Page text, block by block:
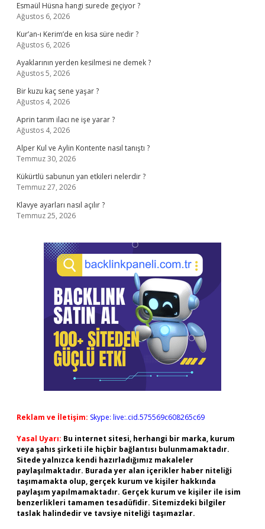
Esmaül Hüsna hangi surede geçiyor ?
Ağustos 6, 2026
Kur’an-ı Kerim’de en kısa süre nedir ?
Ağustos 6, 2026
Ayaklarının yerden kesilmesi ne demek ?
Ağustos 5, 2026
Bir kuzu kaç sene yaşar ?
Ağustos 4, 2026
Aprin tarım ilacı ne işe yarar ?
Ağustos 4, 2026
Alper Kul ve Aylin Kontente nasıl tanıştı ?
Temmuz 30, 2026
Kükürtlü sabunun yan etkileri nelerdir ?
Temmuz 27, 2026
Klavye ayarları nasıl açılır ?
Temmuz 25, 2026
Reklam ve İletişim: Skype: live:.cid.575569c608265c69
Yasal Uyarı: Bu internet sitesi, herhangi bir marka, kurum
veya şahıs şirketi ile hiçbir bağlantısı bulunmamaktadır.
Sitede yalnızca kendi hazırladığımız makaleler
paylaşılmaktadır. Burada yer alan içerikler haber niteliği
taşımamakta olup, gerçek kurum ve kişiler hakkında
paylaşım yapılmamaktadır. Gerçek kurum ve kişiler ile isim
benzerlikleri tamamen tesadüfidir. Sitemizdeki bilgiler
taslak halindedir ve tavsiye niteliği taşımazlar.